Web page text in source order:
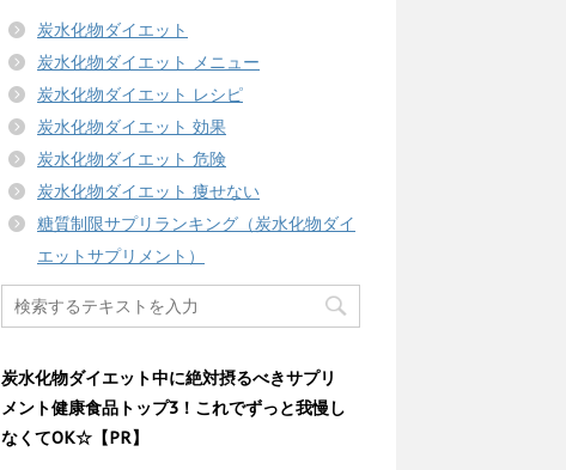
炭水化物ダイエット
炭水化物ダイエット メニュー
炭水化物ダイエット レシピ
炭水化物ダイエット 効果
炭水化物ダイエット 危険
炭水化物ダイエット 痩せない
糖質制限サプリランキング（炭水化物ダイ
エットサプリメント）
炭水化物ダイエット中に絶対摂るべきサプリ
メント健康食品トップ3！これでずっと我慢し
なくてOK☆【PR】